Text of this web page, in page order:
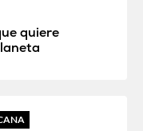
quiere